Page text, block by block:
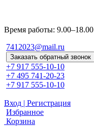
Время работы: 9.00–18.00
7412023@mail.ru
Заказать обратный звонок
+7 917 555-10-10
+7 495 741-20-23
+7 917 555-10-10
Вход | Регистрация
Избранное
Корзина